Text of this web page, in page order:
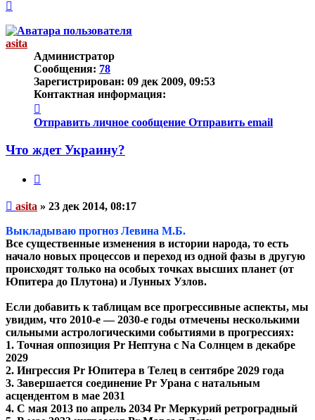
началу
asita
Администратор
Сообщения: 78
Зарегистрирован: 09 дек 2009, 09:53
Контактная информация:
информация
пользователя
Отправить личное сообщение Отправить email
Что ждет Украину?
Непрочитанное
сообщение
asita » 23 дек 2014, 08:17
Выкладываю прогноз Левина М.Б.
Все существенные изменения в истории народа, то есть
начало новых процессов и переход из одной фазы в другую
происходят только на особых точках высших планет (от
Юпитера до Плутона) и Лунных Узлов.
Если добавить к таблицам все прогрессивные аспекты, мы
увидим, что 2010-е ― 2030-е годы отмечены несколькими
сильными астрологическими событиями в прогрессиях:
1. Точная оппозиция Pr Нептуна с Na Солнцем в декабре
2029
2. Ингрессия Pr Юпитера в Телец в сентябре 2029 года
3. Завершается соединение Pr Урана с натальным
асцендентом в мае 2031
4. С мая 2013 по апрель 2034 Pr Меркурий ретроградный